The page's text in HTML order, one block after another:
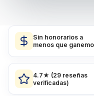
Sin honorarios a
menos que
4.7★ (29 reseñas
verificadas)